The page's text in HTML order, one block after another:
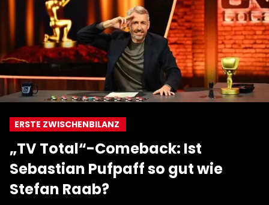
ERSTE ZWISCHENBILANZ
„TV Total“-Comeback: Ist
Sebastian Pufpaff so gut wie
Stefan Raab?